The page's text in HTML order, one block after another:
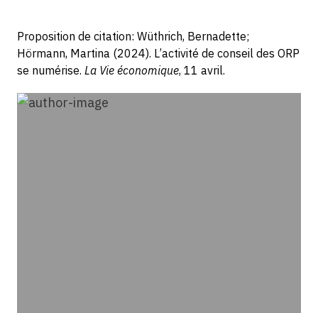
Proposition de citation: Wüthrich, Bernadette;
Hörmann, Martina (2024). L’activité de conseil des ORP
se numérise. La Vie économique, 11 avril.